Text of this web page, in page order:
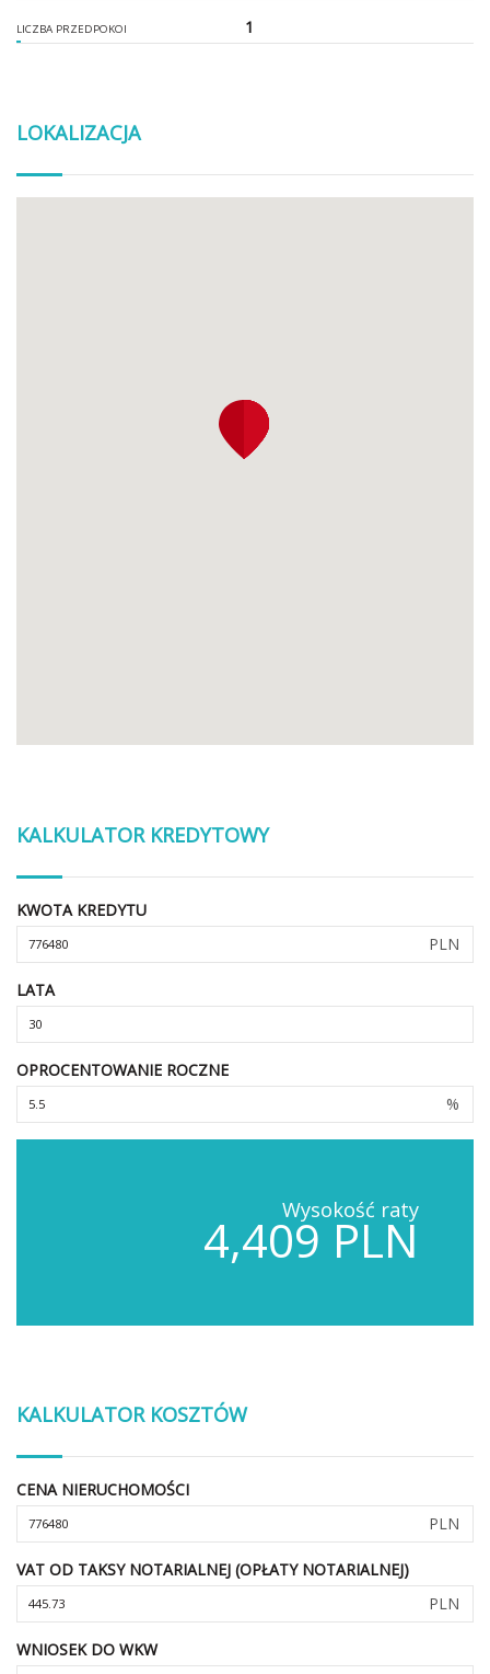
LICZBA PRZEDPOKOI 1
LOKALIZACJA
KALKULATOR KREDYTOWY
KWOTA KREDYTU
PLN
LATA
OPROCENTOWANIE ROCZNE
%
Wysokość raty
4,409 PLN
KALKULATOR KOSZTÓW
CENA NIERUCHOMOŚCI
PLN
VAT OD TAKSY NOTARIALNEJ (OPŁATY NOTARIALNEJ)
PLN
WNIOSEK DO WKW